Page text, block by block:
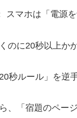
スマホは「電源
のに20秒以上か
秒ルール」を逆
、「宿題のペー